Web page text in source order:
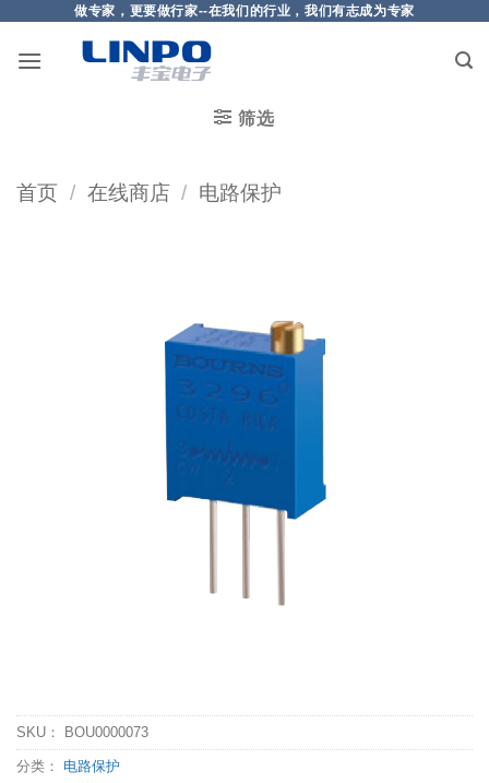
做专家，更要做行家--在我们的行业，我们有志成为专家
筛选
首页 / 在线商店 / 电路保护
SKU： BOU0000073
分类： 电路保护